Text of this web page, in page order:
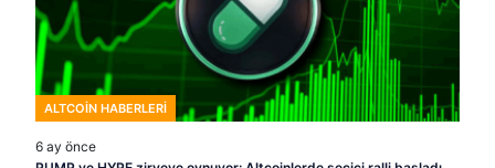
ALTCOIN HABERLERI
6 ay önce